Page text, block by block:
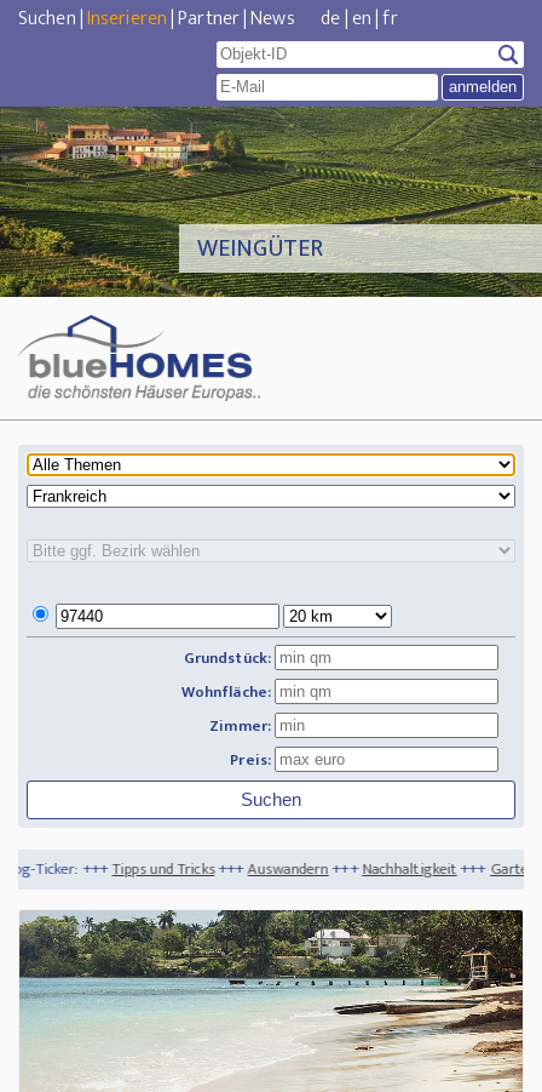
Suchen|Inserieren|Partner|News de|en|fr
WEINGÜTER
Grundstück:
Wohnfläche:
Zimmer:
Preis:
und Tricks+++Auswandern+++Nachhaltigkeit+++Gartendekoration für die